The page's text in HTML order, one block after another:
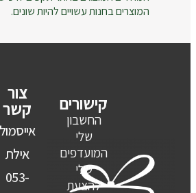
המוצרים בחנות עשויים להיות שונים.
קישורים
החשבון
שלי
המועדפים
שלי
להצעת
צור
קשר
אייסמול
אילת
053-